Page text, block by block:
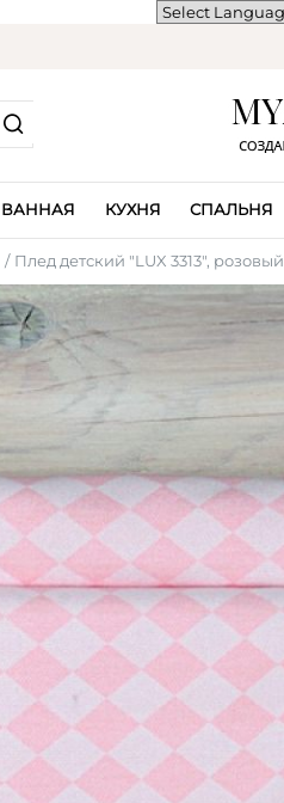
ВАННАЯ КУХНЯ СПАЛЬНЯ
Плед детский "LUX 3313", розовый